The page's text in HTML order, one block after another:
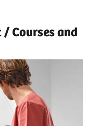
Courses and